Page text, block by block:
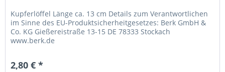
Kupferlöffel Länge ca. 13 cm Details zum Verantwortlichen
im Sinne des EU-Produktsicherheitgesetzes: Berk GmbH &
Co. KG Gießereistraße 13-15 DE 78333 Stockach
www.berk.de
2,80 € *